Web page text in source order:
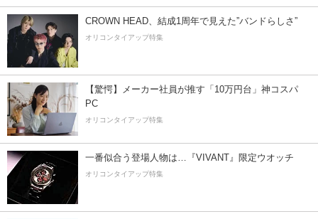
CROWN HEAD、結成1周年で見えた”バンドらしさ”
オリコンタイアップ特集
【驚愕】メーカー社員が推す「10万円台」神コスパ
PC
オリコンタイアップ特集
一番似合う登場人物は…『VIVANT』限定ウオッチ
オリコンタイアップ特集